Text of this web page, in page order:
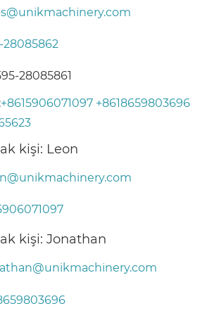
28085862
28085861
+8615906071097 +8618659803696
kişi: Leon
kişi: Jonathan